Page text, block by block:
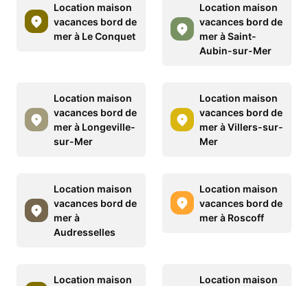
Location maison
vacances bord de
mer à Le Conquet
Location maison
vacances bord de
mer à Saint-
Aubin-sur-Mer
Location maison
vacances bord de
mer à Longeville-
sur-Mer
Location maison
vacances bord de
mer à Villers-sur-
Mer
Location maison
vacances bord de
mer à
Audresselles
Location maison
vacances bord de
mer à Roscoff
Location maison
Location maison